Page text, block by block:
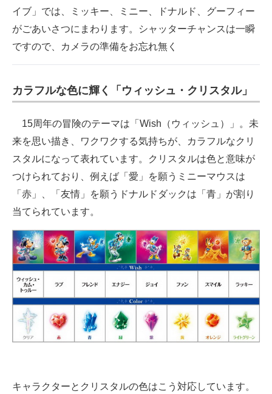
イブ」では、ミッキー、ミニー、ドナルド、グーフィー
がごあいさつにまわります。シャッターチャンスは一瞬
ですので、カメラの準備をお忘れ無く
カラフルな色に輝く「ウィッシュ・クリスタル」
15周年の冒険のテーマは「Wish（ウィッシュ）」。未
来を思い描き、ワクワクする気持ちが、カラフルなクリ
スタルになって表れています。クリスタルは色と意味が
つけられており、例えば「愛」を願うミニーマウスは
「赤」、「友情」を願うドナルドダックは「青」が割り
当てられています。
キャラクターとクリスタルの色はこう対応しています。